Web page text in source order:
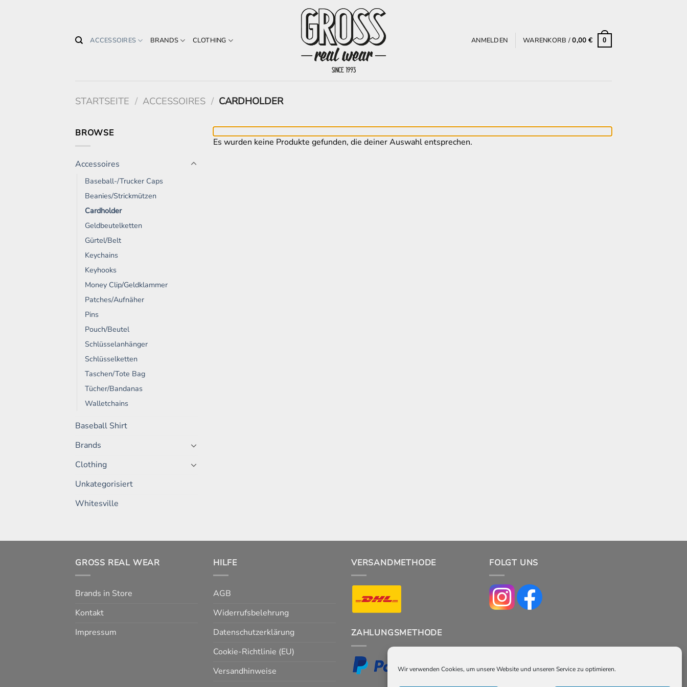
Wir verwenden Cookies, um unsere Website und unseren Service zu optimieren.
ACCESSOIRES BRANDS CLOTHING ANMELDEN WARENKORB /0,00 € 0
STARTSEITE / ACCESSOIRES / CARDHOLDER
BROWSE
Accessoires
Baseball-/Trucker Caps
Beanies/Strickmützen
Cardholder
Geldbeutelketten
Gürtel/Belt
Keychains
Keyhooks
Money Clip/Geldklammer
Patches/Aufnäher
Pins
Pouch/Beutel
Schlüsselanhänger
Schlüsselketten
Taschen/Tote Bag
Tücher/Bandanas
Walletchains
Baseball Shirt
Brands
Clothing
Unkategorisiert
Whitesville
Es wurden keine Produkte gefunden, die deiner Auswahl entsprechen.
GROSS REAL WEAR
Brands in Store
Kontakt
Impressum
HILFE
AGB
Widerrufsbelehrung
Datenschutzerklärung
Cookie-Richtlinie (EU)
Versandhinweise
VERSANDMETHODE
ZAHLUNGSMETHODE
FOLGT UNS